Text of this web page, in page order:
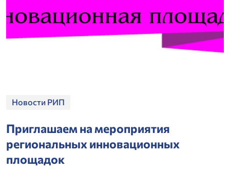
Новости РИП
Приглашаем на мероприятия
региональных инновационных
площадок